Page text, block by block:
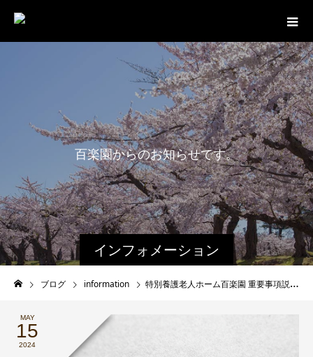
インフォメーション
百楽園からのお知らせです。
ブログ information 特別養護老人ホーム百楽園 重要事項説明書
MAY
15
2024